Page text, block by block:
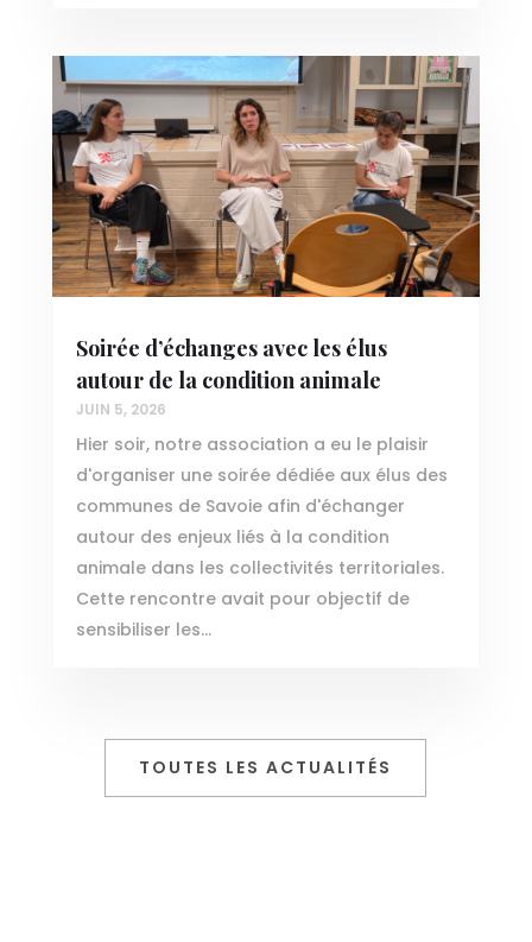
Soirée d’échanges avec les élus
autour de la condition animale
JUIN 5, 2026
Hier soir, notre association a eu le plaisir
d'organiser une soirée dédiée aux élus des
communes de Savoie afin d'échanger
autour des enjeux liés à la condition
animale dans les collectivités territoriales.
Cette rencontre avait pour objectif de
sensibiliser les...
TOUTES LES ACTUALITÉS